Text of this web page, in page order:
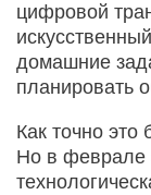
цифровой
домашние
планировать
Как точно это
Но в феврале